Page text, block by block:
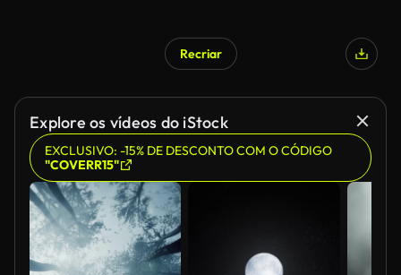
Recriar
Explore os vídeos do iStock
EXCLUSIVO: -15% DE DESCONTO COM O CÓDIGO
"COVERR15"